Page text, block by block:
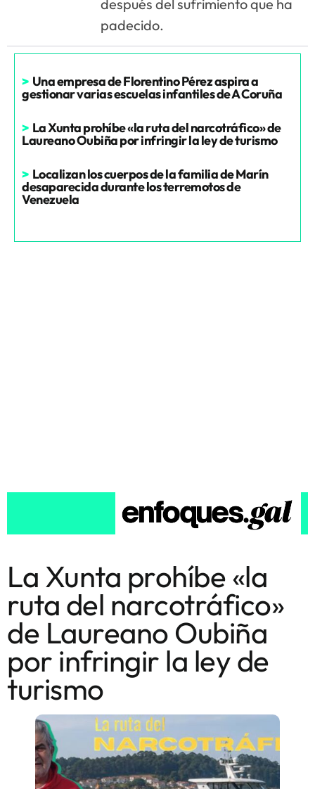
después del sufrimiento que ha
padecido.
> Una empresa de Florentino Pérez aspira a
gestionar varias escuelas infantiles de A Coruña
> La Xunta prohíbe «la ruta del narcotráfico» de
Laureano Oubiña por infringir la ley de turismo
> Localizan los cuerpos de la familia de Marín
desaparecida durante los terremotos de
Venezuela
La Xunta prohíbe «la
ruta del narcotráfico»
de Laureano Oubiña
por infringir la ley de
turismo